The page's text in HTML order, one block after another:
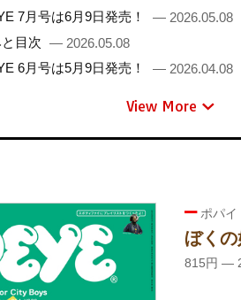
7月号は6月9日発売！
— 2026.05.08
目次 — 2026.05.08
6月号は5月9日発売！
— 2026.04.08
View More
ポパイ
ぼくの
815円 —